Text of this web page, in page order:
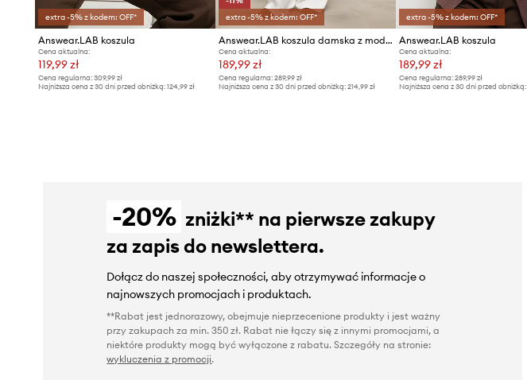
extra -5% z kodem: OFF*
Answear.LAB koszula
Cena aktualna:
119,99 zł
Cena regularna: 309,99 zł
Najniższa cena z 30 dni przed obniżką: 124,99 zł
extra -5% z kodem: OFF*
Answear.LAB koszula damska z modalem
Cena aktualna:
189,99 zł
Cena regularna:289,99 zł
Najniższa cena z 30 dni przed obniżką:214,99 zł
extra -5% z kodem: OFF*
Answear.LAB koszula
Cena aktualna:
189,99 zł
Cena regularna: 289,99 zł
Najniższa cena z 30 dni przed obniżką:
-20% zniżki** na pierwsze zakupy
za zapis do newslettera.
Dołącz do naszej społeczności, aby otrzymywać informacje o
najnowszych promocjach i produktach.
**Rabat jest jednorazowy, obejmuje nieprzecenione produkty i jest ważny
przy zakupach za min. 350 zł. Rabat nie łączy się z innymi promocjami, a
niektóre produkty mogą być wyłączone z rabatu. Szczegóły na stronie:
wykluczenia z promocji.